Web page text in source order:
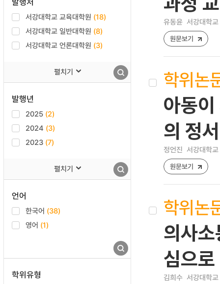
서강대학교 교육대학원 (18)
서강대학교 일반대학원 (8)
서강대학교 언론대학원 (3)
펼치기
발행년
2025 (2)
2024 (3)
2023 (7)
펼치기
언어
한국어 (38)
영어 (1)
학위유형
유동윤 서강대학
원문보기
학위논
아동
의 정
정언진 서강대학
원문보기
학위논
의사
심으로
김희수 서강대학